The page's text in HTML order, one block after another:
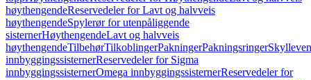
høythengendeReservedeler for Lavt og halvveis
høythengendeSpylerør for utenpåliggende
sisternerHøythengendeLavt og halvveis
høythengendeTilbehørTilkoblingerPakningerPakningsringer
innbyggingssisternerReservedeler for Sigma
innbyggingssisternerOmega innbyggingssisternerReservedeler for